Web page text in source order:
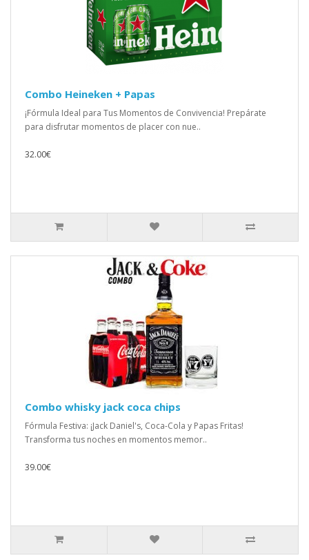
Combo Heineken + Papas
¡Fórmula Ideal para Tus Momentos de Convivencia! Prepárate
para disfrutar momentos de placer con nue..
32.00€
Combo whisky jack coca chips
Fórmula Festiva: ¡Jack Daniel's, Coca-Cola y Papas Fritas!
Transforma tus noches en momentos memor..
39.00€